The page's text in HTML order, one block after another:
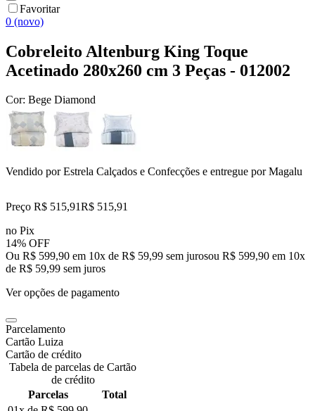
Favoritar
0 (novo)
Cobreleito Altenburg King Toque
Acetinado 280x260 cm 3 Peças - 012002
Cor: Bege Diamond
Vendido porEstrela Calçados e Confecções e entregue por Magalu
Preço R$ 515,91R$ 515,91
no Pix
14% OFF
Ou R$ 599,90 em 10x de R$ 59,99 sem jurosou R$ 599,90 em 10x
de R$ 59,99 sem juros
Ver opções de pagamento
Parcelamento
Cartão Luiza
Cartão de crédito
Tabela de parcelas de Cartão
de crédito
Parcelas
Total